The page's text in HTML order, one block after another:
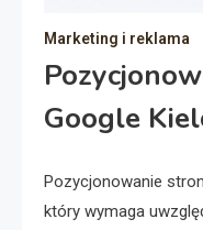
Marketing i reklama
Google
Pozycjonowanie
który wymaga